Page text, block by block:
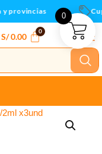
provincias
S/0.00
0